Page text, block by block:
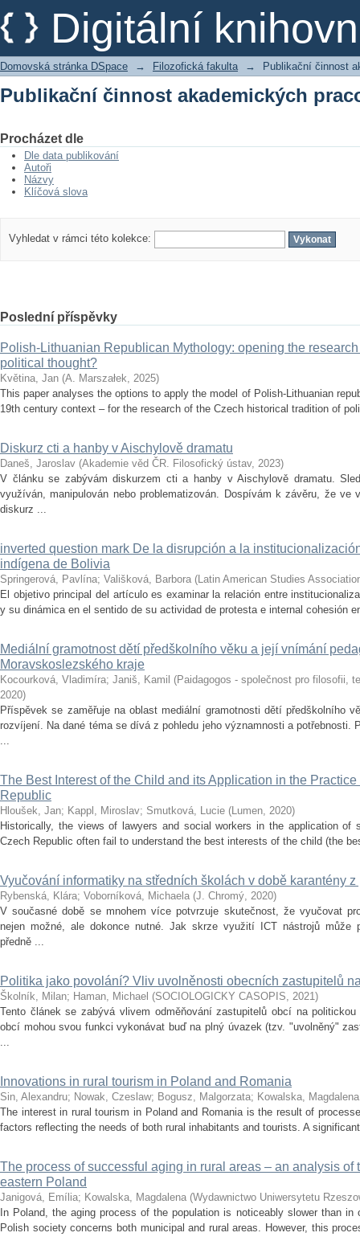
Digitální
Publikační činnost akademických
Domovská stránka DSpace → Filozofická fakulta → Publikační činnost
Publikační činnost akademických
Procházet dle
Dle data publikování
Autoři
Názvy
Klíčová slova
Vyhledat v rámci této kolekce:
Poslední příspěvky
Polish-Lithuanian Republican Mythology: opening the
political thought?
Květina, Jan (A. Marszałek, 2025)
This paper analyses the options to apply the model of Polish-Lithuanian
19th century context – for the research of the Czech historical tradition of
Diskurz cti a hanby v Aischylově dramatu
Daneš, Jaroslav (Akademie věd ČR. Filosofický ústav, 2023)
V článku se zabývám diskurzem cti a hanby v Aischylově dramatu.
využíván, manipulován nebo problematizován. Dospívám k závěru, že ve
diskurz ...
inverted question mark De la disrupción a la
indígena de Bolivia
Springerová, Pavlína; Vališková, Barbora (Latin American Studies
El objetivo principal del artículo es examinar la relación entre
y su dinámica en el sentido de su actividad de protesta e internal cohesión
Mediální gramotnost dětí předškolního věku a její vnímání
Moravskoslezského kraje
Kocourková, Vladimíra; Janiš, Kamil (Paidagogos - společnost pro filosofii,
2020)
Příspěvek se zaměřuje na oblast mediální gramotnosti dětí předškolního
rozvíjení. Na dané téma se dívá z pohledu jeho významnosti a potřebnosti.
...
The Best Interest of the Child and its Application in the
Republic
Hloušek, Jan; Kappl, Miroslav; Smutková, Lucie (Lumen, 2020)
Historically, the views of lawyers and social workers in the application of
Czech Republic often fail to understand the best interests of the child (the
Vyučování informatiky na středních školách v době karantény
Rybenská, Klára; Voborníková, Michaela (J. Chromý, 2020)
V současné době se mnohem více potvrzuje skutečnost, že vyučovat
nejen možné, ale dokonce nutné. Jak skrze využití ICT nástrojů může
předně ...
Politika jako povolání? Vliv uvolněnosti obecních zastupitelů
Školník, Milan; Haman, Michael (SOCIOLOGICKY CASOPIS, 2021)
Tento článek se zabývá vlivem odměňování zastupitelů obcí na
obcí mohou svou funkci vykonávat buď na plný úvazek (tzv. "uvolněný"
...
Innovations in rural tourism in Poland and Romania
Sin, Alexandru; Nowak, Czeslaw; Bogusz, Malgorzata; Kowalska, Magdalena
The interest in rural tourism in Poland and Romania is the result of
factors reflecting the needs of both rural inhabitants and tourists. A
The process of successful aging in rural areas – an analysis of
eastern Poland
Janigová, Emília; Kowalska, Magdalena (Wydawnictwo Uniwersytetu
In Poland, the aging process of the population is noticeably slower than in
Polish society concerns both municipal and rural areas. However, this